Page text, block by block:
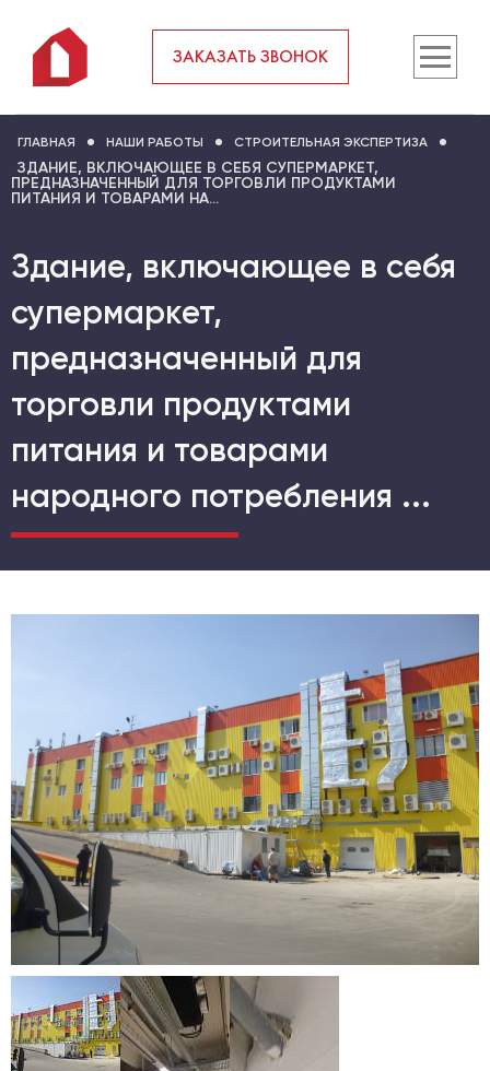
ЗАКАЗАТЬ ЗВОНОК
ГЛАВНАЯ НАШИ РАБОТЫ СТРОИТЕЛЬНАЯ ЭКСПЕРТИЗА
ЗДАНИЕ, ВКЛЮЧАЮЩЕЕ В СЕБЯ СУПЕРМАРКЕТ,
ПРЕДНАЗНАЧЕННЫЙ ДЛЯ ТОРГОВЛИ ПРОДУКТАМИ
ПИТАНИЯ И ТОВАРАМИ НА...
Здание, включающее в себя
супермаркет,
предназначенный для
торговли продуктами
питания и товарами
народного потребления ...